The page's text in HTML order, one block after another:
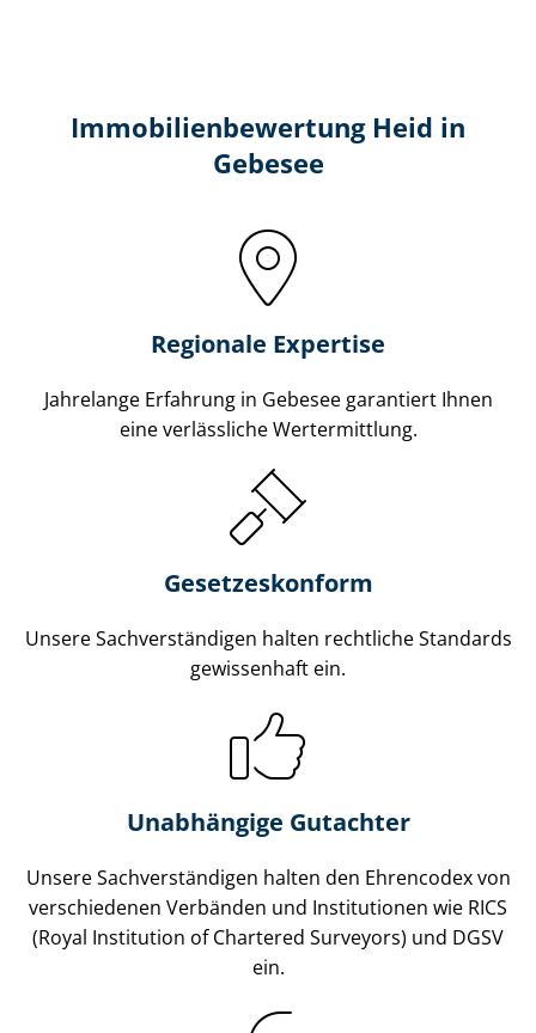
Immobilien­bewertung Heid in
Gebesee
Regionale Expertise
Jahrelange Erfahrung in Gebesee garantiert Ihnen
eine verlässliche Wertermittlung.
Gesetzes­konform
Unsere Sach­ver­stän­di­gen halten rechtliche Standards
gewissenhaft ein.
Unabhängige Gutachter
Unsere Sach­ver­stän­di­gen halten den Ehrencodex von
verschiedenen Verbänden und Institutionen wie RICS
(Royal Institution of Chartered Surveyors) und DGSV
ein.